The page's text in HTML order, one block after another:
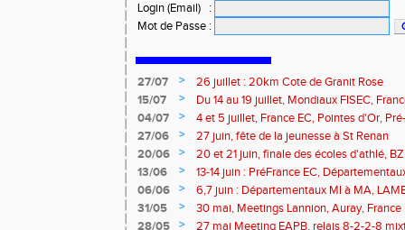
Login (Email)
:
Mot de Passe :
27/07 >
26 juillet : 20km Cote de Granit Rose
15/07
>
Du 14 au 19 juillet, Mondiaux FISEC,
04/07
>
4 et 5 juillet, France EC, Pointes d'Or,
Meetings Fougères, Quimper, St Renan
27/06 >
27 juin, fête de la jeunesse à St Renan
20/06
>
20 et 21 juin, finale des écoles d'athlé,
13/06
>
13-14 juin : PréFrance EC,
meeting Pacé, meeting Landerneau
06/06 >
6,7 juin : Départementaux MI à MA,
31/05
>
30 mai, Meetings Lannion, Auray,
route, Trails
28/05 >
27 mai Meeting EAPB, relais 8-2-2-8